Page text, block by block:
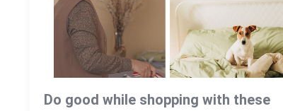
Do good while shopping with these